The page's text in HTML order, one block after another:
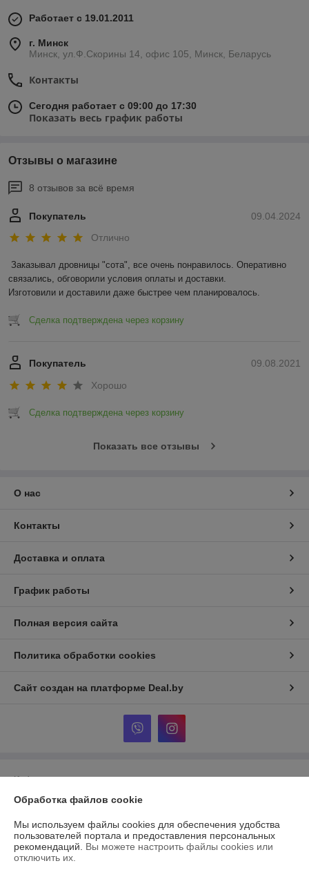
Работает с 19.01.2011
г. Минск
Минск, ул.Ф.Скорины 14, офис 105, Минск, Беларусь
Контакты
Сегодня работает с 09:00 до 17:30
Показать весь график работы
Отзывы о магазине
8 отзывов за всё время
09.04.2024
Покупатель
Отлично
Заказывал дровницы "сота", все очень понравилось. Оперативно
связались, обговорили условия оплаты и доставки.
Изготовили и доставили даже быстрее чем планировалось.
Сделка подтверждена через корзину
09.08.2021
Покупатель
Хорошо
Сделка подтверждена через корзину
Показать все отзывы
О нас
Контакты
Доставка и оплата
График работы
Полная версия сайта
Политика обработки cookies
Сайт создан на платформе Deal.by
Информация для покупателя
Юридическое лицо:OOO Интерсилуэт
Регистрационный номер ЕГР: 190523140
УНП: 190523140
Обработка файлов cookie
Мы используем файлы cookies для обеспечения удобства
пользователей портала и предоставления персональных
рекомендаций. Вы можете настроить файлы cookies или
отключить их.